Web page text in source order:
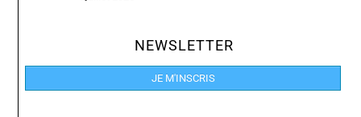
NEWSLETTER
JE M'INSCRIS